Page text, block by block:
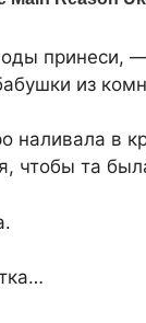
принеси, —
из
наливала в
чтобы та